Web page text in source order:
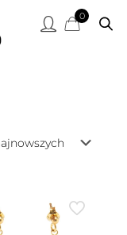
0